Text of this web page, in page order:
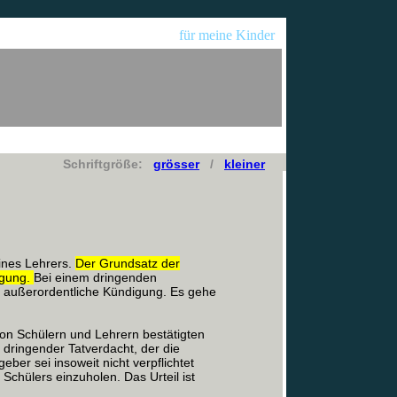
für meine Kinder
Schriftgröße: grösser/ kleiner
Lehrers. Der Grundsatz der
Bei einem dringenden
Kündigung. Es gehe
Schülern und Lehrern bestätigten
Tatverdacht, der die
sei insoweit nicht verpflichtet
einzuholen. Das Urteil ist